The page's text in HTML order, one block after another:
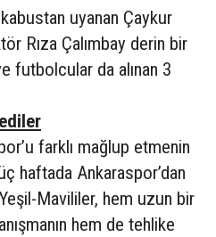
uyanan Çaykur
Rıza Çalımbay derin bir
futbolcular da alınan 3
farklı mağlup etmenin
haftada Ankaraspor’dan
Mavililer, hem uzun bir
hem de tehlike